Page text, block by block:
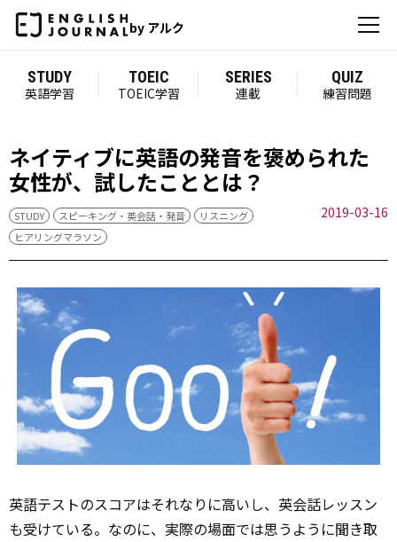
by アルク
STUDY
英語学習
TOEIC
TOEIC学習
SERIES
連載
QUIZ
練習問題
ネイティブに英語の発音を褒められた
女性が、試したこととは？
STUDY スピーキング・英会話・発音
リスニング
ヒアリングマラソン
2019-03-16
英語テストのスコアはそれなりに高いし、英会話レッスン
も受けている。なのに、実際の場面では思うように聞き取